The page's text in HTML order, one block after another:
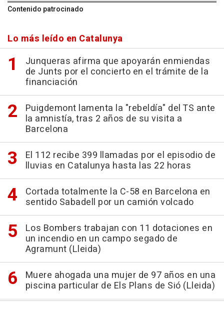
Contenido patrocinado
Lo más leído en Catalunya
Junqueras afirma que apoyarán enmiendas
de Junts por el concierto en el trámite de la
financiación
Puigdemont lamenta la "rebeldía" del TS ante
la amnistía, tras 2 años de su visita a
Barcelona
El 112 recibe 399 llamadas por el episodio de
lluvias en Catalunya hasta las 22 horas
Cortada totalmente la C-58 en Barcelona en
sentido Sabadell por un camión volcado
Los Bombers trabajan con 11 dotaciones en
un incendio en un campo segado de
Agramunt (Lleida)
Muere ahogada una mujer de 97 años en una
piscina particular de Els Plans de Sió (Lleida)